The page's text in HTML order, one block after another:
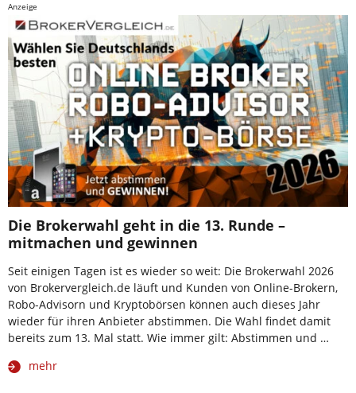
Anzeige
Die Brokerwahl geht in die 13. Runde –
mitmachen und gewinnen
Seit einigen Tagen ist es wieder so weit: Die Brokerwahl 2026
von Brokervergleich.de läuft und Kunden von Online-Brokern,
Robo-Advisorn und Kryptobörsen können auch dieses Jahr
wieder für ihren Anbieter abstimmen. Die Wahl findet damit
bereits zum 13. Mal statt. Wie immer gilt: Abstimmen und …
mehr